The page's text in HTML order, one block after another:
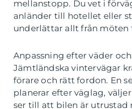
mellanstopp. Du vet i
anländer till hotellet eller
underlättar allt från
Anpassning efter väder
Jämtländska vintervägar
förare och rätt fordon. En
planerar efter väglag,
ser till att bilen är utrustad